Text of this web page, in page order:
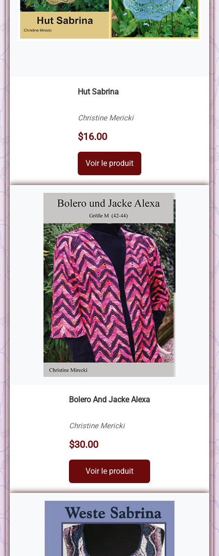
Hut Sabrina
Christine Mericki
$16.00
Voir le produit
Bolero And Jacke Alexa
Christine Mericki
$30.00
Voir le produit